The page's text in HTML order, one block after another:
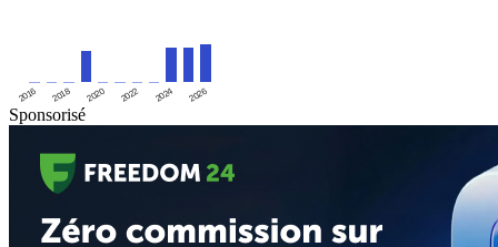
2016 2018 2020 2022 2024 2026
Sponsorisé